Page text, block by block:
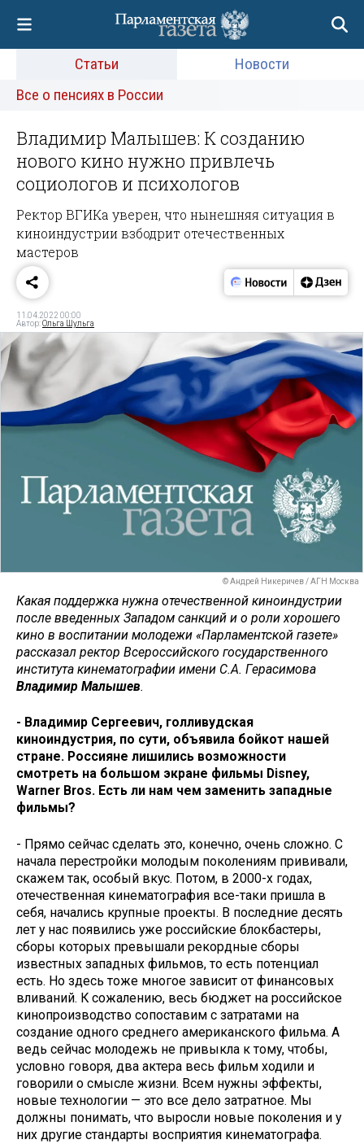
Статьи
Новости
Все о пенсиях в России
Владимир Малышев: К созданию
нового кино нужно привлечь
социологов и психологов
Ректор ВГИКа уверен, что нынешняя ситуация в
киноиндустрии взбодрит отечественных
мастеров
11.04.2022 00:00
Автор:Ольга Шульга
© Андрей Никеричев / АГН Москва
Какая поддержка нужна отечественной киноиндустрии
после введенных Западом санкций и о роли хорошего
кино в воспитании молодежи «Парламентской газете»
рассказал ректор Всероссийского государственного​
института кинематографии​ имени С.А. Герасимова
Владимир Малышев.​
- Владимир Сергеевич, голливудская
киноиндустрия, по сути, объявила бойкот нашей
стране. Россияне лишились возможности
смотреть на​ большом экране фильмы Disney,​
Warner Bros. Есть ли нам чем заменить западные
фильмы?
- Прямо сейчас сделать это, конечно, очень сложно. С
начала перестройки молодым поколениям прививали,
скажем так, особый вкус. Потом, в 2000-х годах,
отечественная кинематография все-таки пришла в
себя, начались крупные проекты. В последние десять
лет у нас появились уже российские блокбастеры,
сборы которых превышали рекордные сборы
известных западных фильмов, то есть потенциал
есть. Но здесь тоже многое зависит от финансовых
вливаний. К сожалению,​ весь бюджет на российское
кинопроизводство сопоставим с затратами на
создание одного среднего американского фильма. А
ведь сейчас молодежь не привыкла к тому, чтобы,
условно говоря, два актера весь фильм ходили и
говорили о смысле жизни. Всем нужны эффекты,
новые технологии — это все дело затратное. Мы
должны понимать, что выросли новые поколения и у
них другие стандарты восприятия кинематографа.